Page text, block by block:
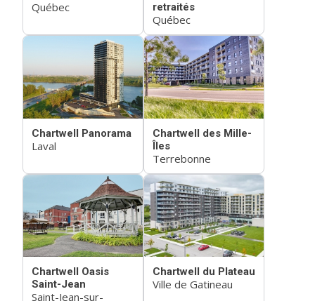
Québec
retraités
Québec
Chartwell Panorama
Laval
Chartwell des Mille-
Îles
Terrebonne
Chartwell Oasis
Saint-Jean
Saint-Jean-sur-
Chartwell du Plateau
Ville de Gatineau